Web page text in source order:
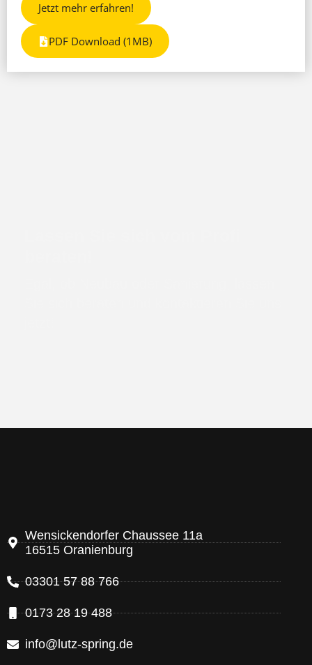
Jetzt mehr erfahren!
PDF Download (1MB)
Wensickendorfer Chaussee 11a
16515 Oranienburg
03301 57 88 766
0173 28 19 488
info@lutz-spring.de